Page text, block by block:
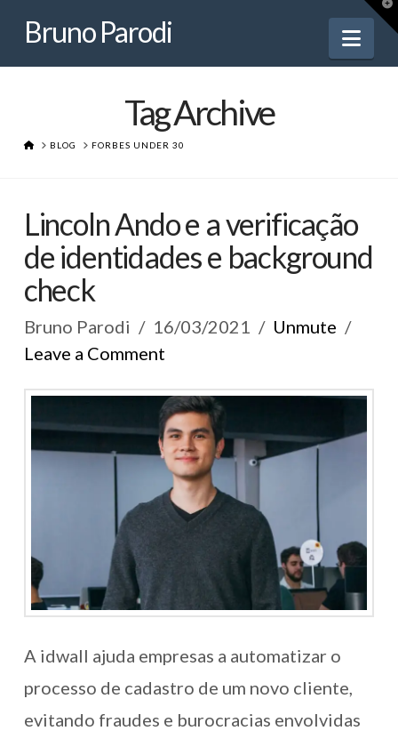
Bruno
Parodi
Bruno Parodi
Tag Archive
HOME
BLOG FORBES UNDER 30
Lincoln Ando e a verificação
de identidades e background
check
Bruno Parodi 16/03/2021
Unmute
Leave a Comment
A idwall ajuda empresas a automatizar o
processo de cadastro de um novo cliente,
evitando fraudes e burocracias envolvidas